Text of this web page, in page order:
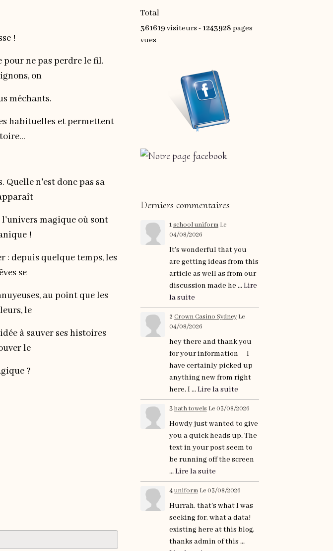
!
ne pas perdre le fil.
on
méchants.
habituelles et permettent
Quelle n'est donc pas sa
magique où sont
!
: depuis quelque temps, les
se
au point que les
le
à sauver ses histoires
le
?
Total
361619 visiteurs -1243928 pages
vues
Derniers commentaires
1school uniform Le
04/08/2026
It's wonderful that you
are getting ideas from this
article as well as from our
discussion made he ...Lire
la suite
2 Crown Casino Sydney Le
04/08/2026
hey there and thank you
for your information – I
have certainly picked up
anything new from right
here. I ...Lire la suite
3bath towels Le 03/08/2026
Howdy just wanted to give
you a quick heads up. The
text in your post seem to
be running off the screen
...Lire la suite
4uniform Le 03/08/2026
Hurrah, that's what I was
seeking for, what a data!
existing here at this blog,
thanks admin of this ...